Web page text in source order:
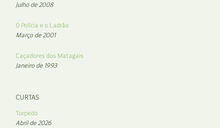
Julho de 2008
O Polícia e o Ladrão
Março de 2001
Caçadores dos Matagais
Janeiro de 1993
CURTAS
Torpedo
Abril de 2026